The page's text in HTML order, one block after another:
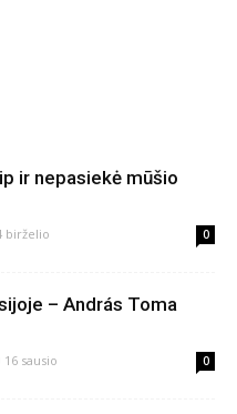
ir nepasiekė mūšio
birželio 0
– András Toma
16 sausio 0